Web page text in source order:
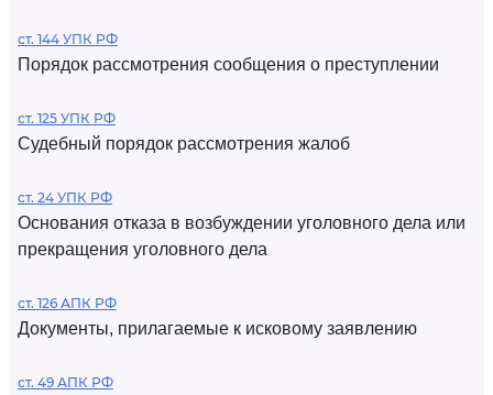
ст. 144 УПК РФ
Порядок рассмотрения сообщения о преступлении
ст. 125 УПК РФ
Судебный порядок рассмотрения жалоб
ст. 24 УПК РФ
Основания отказа в возбуждении уголовного дела или
прекращения уголовного дела
ст. 126 АПК РФ
Документы, прилагаемые к исковому заявлению
ст. 49 АПК РФ